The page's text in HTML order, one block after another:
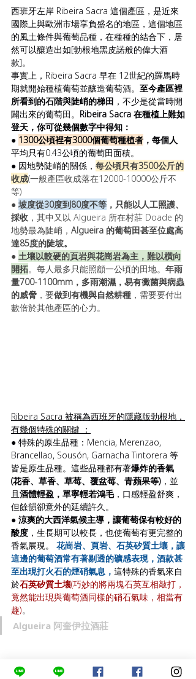
西班牙左岸 Ribeira Sacra 這個產區，是近來
國際上與歐洲市場享負盛名的地區，這個地區
的風土條件與葡萄品種，在種種的結合下，居
然可以釀造出如[勃根地黑皮諾般的偉大酒
款]。
事實上，Ribeira Sacra 早在 12世紀的羅馬時
期就開始種植葡萄並釀造葡萄酒。 至今產區裡
所看到的石階與陡峭的梯田 ，不少是從當時開
闢出來的葡萄田。 Ribeira Sacra 在種植上難如
登天，你可從幾個數字中得知：
● 1300公頃裡有3000個葡萄種植者 ，每個人
平均只有0.43公頃的葡萄田面積。
● 因地勢陡峭的關係， 每公頃只有3500公斤的
收成(一般產區收成落在12000-10000公斤不
等)
● 坡度從30度到80度不等 ，只能以人工照護、
採收 ，其中又以 Algueira 所在村莊 Doade 的
地勢最為陡峭， Algueira 的葡萄田甚至位處高
達85度的陡坡。
● 土壤以較硬的頁岩與花崗岩為主，難以橫向
開拓。每人最多只能照顧一公頃的田地。 年雨
量700-1100mm，多雨潮濕，易有黴菌與病蟲
的威脅 ，要做到有機與自然耕種 ，需要要付出
數倍於其他產區的心力。
Ribeira Sacra 被稱為西班牙的隱藏版勃根地，
有幾個特殊的關鍵 ：
● 特殊的原生品種：Mencia, Merenzao,
Brancellao, Sousón, Garnacha Tintorera 等
皆是原生品種。這些品種都有著爆炸的香氣
(花香、草香、草莓、覆盆莓、青蘋果等) ，並
且酒體輕盈，單寧輕若鴻毛，口感輕盈舒爽，
但餘韻卻意外的延續許久。
● 涼爽的大西洋氣候主導，讓葡萄保有較好的
酸度 ，生長期可以較長，也使葡萄有更完整的
香氣展現。
花崗岩、頁岩、石英矽質土壤，讓
這邊的葡萄酒常有著剔透的礦感表現，酒款甚
至出現打火石的煙硝氣息， 這特殊的香氣來自
於石英矽質土壤(巧妙的將兩塊石英互相敲打，
竟然能出現與葡萄酒同樣的硝石氣味，相當有
趣)。
Algueira 阿奎伊拉酒莊